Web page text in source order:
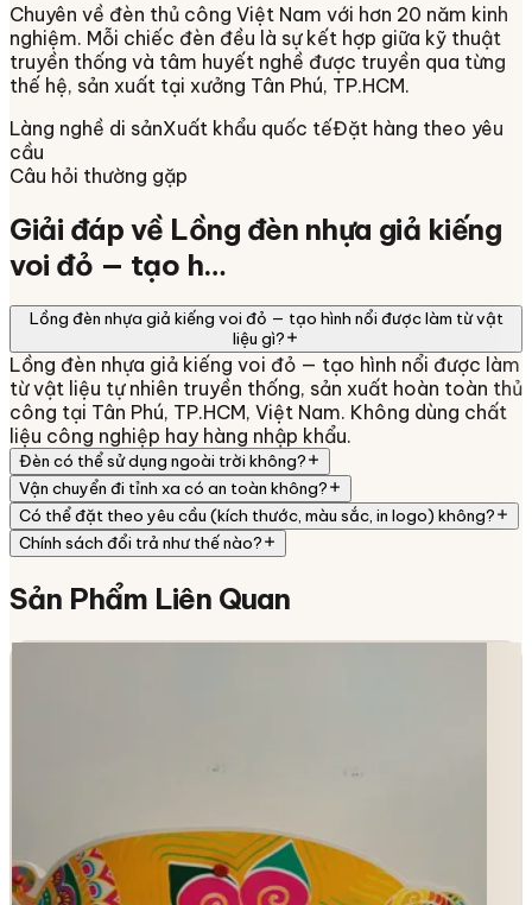
Chuyên về đèn thủ công Việt Nam với hơn 20 năm kinh
nghiệm. Mỗi chiếc đèn đều là sự kết hợp giữa kỹ thuật
truyền thống và tâm huyết nghề được truyền qua từng
thế hệ, sản xuất tại xưởng Tân Phú, TP.HCM.
Làng nghề di sảnXuất khẩu quốc tếĐặt hàng theo yêu
cầu
Câu hỏi thường gặp
Giải đáp về Lồng đèn nhựa giả kiếng
voi đỏ — tạo h…
Lồng đèn nhựa giả kiếng voi đỏ — tạo hình nổi được làm từ vật
liệu gì?
Lồng đèn nhựa giả kiếng voi đỏ — tạo hình nổi được làm
từ vật liệu tự nhiên truyền thống, sản xuất hoàn toàn thủ
công tại Tân Phú, TP.HCM, Việt Nam. Không dùng chất
liệu công nghiệp hay hàng nhập khẩu.
Đèn có thể sử dụng ngoài trời không?
Vận chuyển đi tỉnh xa có an toàn không?
Có thể đặt theo yêu cầu (kích thước, màu sắc, in logo) không?
Chính sách đổi trả như thế nào?
Sản Phẩm Liên Quan